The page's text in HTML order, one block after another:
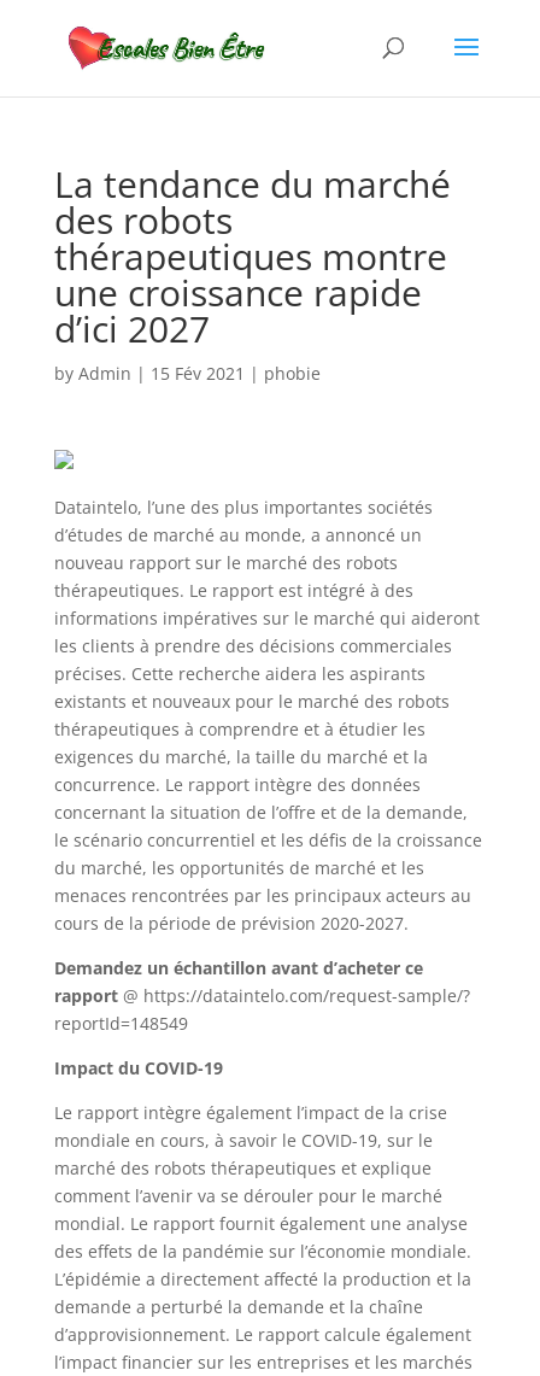
La tendance du marché
des robots
thérapeutiques montre
une croissance rapide
d’ici 2027
by Admin | 15 Fév 2021 | phobie
Dataintelo, l’une des plus importantes sociétés
d’études de marché au monde, a annoncé un
nouveau rapport sur le marché des robots
thérapeutiques. Le rapport est intégré à des
informations impératives sur le marché qui aideront
les clients à prendre des décisions commerciales
précises. Cette recherche aidera les aspirants
existants et nouveaux pour le marché des robots
thérapeutiques à comprendre et à étudier les
exigences du marché, la taille du marché et la
concurrence. Le rapport intègre des données
concernant la situation de l’offre et de la demande,
le scénario concurrentiel et les défis de la croissance
du marché, les opportunités de marché et les
menaces rencontrées par les principaux acteurs au
cours de la période de prévision 2020-2027.
Demandez un échantillon avant d’acheter ce
rapport@ https://dataintelo.com/request-sample/?
reportId=148549
Impact du COVID-19
Le rapport intègre également l’impact de la crise
mondiale en cours, à savoir le COVID-19, sur le
marché des robots thérapeutiques et explique
comment l’avenir va se dérouler pour le marché
mondial. Le rapport fournit également une analyse
des effets de la pandémie sur l’économie mondiale.
L’épidémie a directement affecté la production et la
demande a perturbé la demande et la chaîne
d’approvisionnement. Le rapport calcule également
l’impact financier sur les entreprises et les marchés